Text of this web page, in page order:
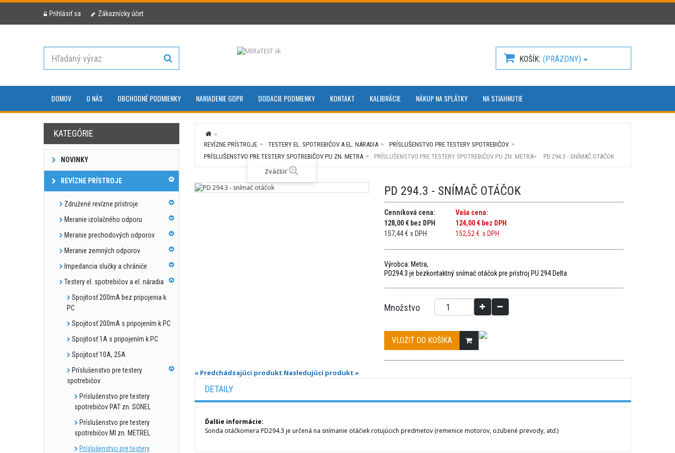
Prihlásiť sa Zákaznícky účet
KOŠÍK (PRÁZDNY)
DOMOV O NÁS OBCHODNÉ PODMIENKY NARIADENIE GDPR DODACIE PODMIENKY KONTAKT KALIBRÁCIE NÁKUP NA SPLÁTKY NA STIAHNUTIE
KATEGÓRIE
NOVINKY
REVÍZNE PRÍSTROJE
Združené revízne prístroje
Meranie izolačného odporu
Meranie prechodových odporov
Meranie zemných odporov
Impedancia slučky a chrániče
Testery el. spotrebičov a el. náradia
Spojitosť 200mA bez pripojenia k
PC
Spojitosť 200mA s pripojením k PC
Spojitosť 1A s pripojením k PC
Spojitosť 10A, 25A
Príslušenstvo pre testery
spotrebičov
Príslušenstvo pre testery
spotrebičov PAT zn. SONEL
Príslušenstvo pre testery
spotrebičov MI zn. METREL
Príslušenstvo pre testery
REVÍZNE PRÍSTROJE TESTERY EL. SPOTREBIČOV A EL. NÁRADIA
PRÍSLUŠENSTVO PRE TESTERY SPOTREBIČOV
PRÍSLUŠENSTVO PRE TESTERY SPOTREBIČOV PU ZN. METRA
PRÍSLUŠENSTVO PRE TESTERY SPOTREBIČOV PU ZN. METRA PD 294.3 - SNÍMAČ OTÁČOK
Zväčšiť
PD 294.3 - SNÍMAČ OTÁČOK
Cenníková cena:
128,00 € bez DPH
157,44 € s DPH
Vaša cena:
124,00 € bez DPH
152,52 € s DPH
Výrobca: Metra,
PD294.3 je bezkontaktný snímač otáčok pre prístroj PU 294 Delta
Množstvo
VLOŽIŤ DO KOŠÍKA
« Predchádzajúci produkt Nasledujúci produkt »
DETAILY
Ďalšie informácie:
Sonda otáčkomera PD294.3 je určená na snímanie otáčiek rotujúcich predmetov (remenice motorov, ozubené prevody, atď.)